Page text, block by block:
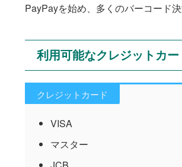
PayPayを始め、多くのバーコード
利用可能なクレジットカー
クレジットカード
VISA
マスター